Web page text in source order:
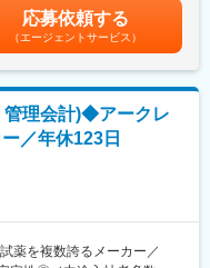
働きやすさ、キャリアパスを
な1on1面談の場を設けてい
談もしやすく、社員が生き
に取り組んでいます。
品の研究・開発を行うアー
界に広がる生産拠点のマザ
質管理、製品の出荷まで一
ています。
これまで人の手でアナログ
管理、調整、計測、分包ま
ップクラスのシェアを誇る
こそ、競合製品を使ってい
、試行錯誤する面白さがあ
とする顧客に製品を販売す
やIT、医療業界の動向も含
し決定します。■昇給：年1
験5年年収500万円／32歳
であり、選考を通じて上下す
定手当を含めた表記です。
応募依頼する
（エージェントサービス）
管理会計)◆アークレ
／年休123日
薬を複数誇るメーカー／